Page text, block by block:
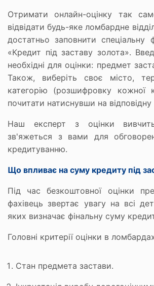
Отримати онлайн-оцінку так
відвідати будь-яке ломбардне
достатньо заповнити спеціальну
«Кредит під заставу золота».
необхідні для оцінки: предмет
Також, виберіть своє місто,
категорію (розшифровку кожної
почитати натиснувши на
Наш експерт з оцінки
зв'яжеться з вами для
кредитуванню.
Що впливає на суму кредиту під
Під час безкоштовної оцінки
фахівець звертає увагу на всі
яких визначає фінальну суму
Головні критерії оцінки в
Стан предмета застави.